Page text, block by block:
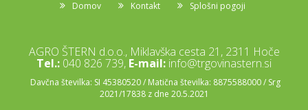
Domov Kontakt Splošni pogoji
AGRO ŠTERN d.o.o., Miklavška cesta 21, 2311 Hoče
Tel.: 040 826 739, E-mail: info@trgovinastern.si
Davčna številka: SI 45380520 / Matična številka: 8875588000 / Srg
2021/17838 z dne 20.5.2021